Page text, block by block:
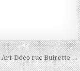
Art-Déco rue Buirette →